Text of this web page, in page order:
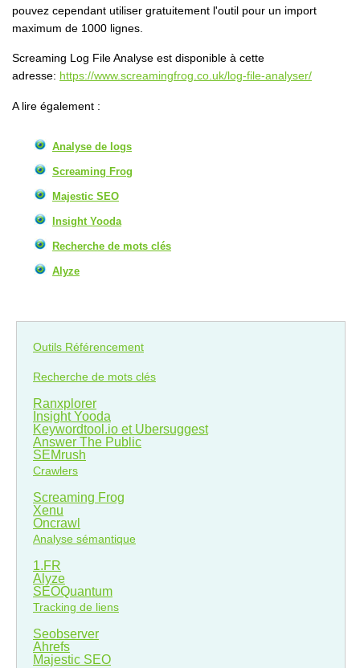
pouvez cependant utiliser gratuitement l'outil pour un import
maximum de 1000 lignes.
Screaming Log File Analyse est disponible à cette
adresse: https://www.screamingfrog.co.uk/log-file-analyser/
A lire également :
Analyse de logs
Screaming Frog
Majestic SEO
Insight Yooda
Recherche de mots clés
Alyze
Outils Référencement
Recherche de mots clés
Ranxplorer
Insight Yooda
Keywordtool.io et Ubersuggest
Answer The Public
SEMrush
Crawlers
Screaming Frog
Xenu
Oncrawl
Analyse sémantique
1.FR
Alyze
SEOQuantum
Tracking de liens
Seobserver
Ahrefs
Majestic SEO